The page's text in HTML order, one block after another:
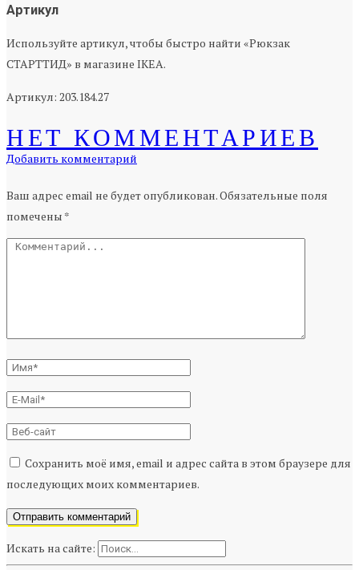
Артикул
Используйте артикул, чтобы быстро найти «Рюкзак
СТАРТТИД» в магазине IKEA.
Артикул: 203.184.27
НЕТ КОММЕНТАРИЕВ
Добавить комментарий
Ваш адрес email не будет опубликован.Обязательные поля
помечены *
Сохранить моё имя, email и адрес сайта в этом браузере для
последующих моих комментариев.
Искать на сайте: